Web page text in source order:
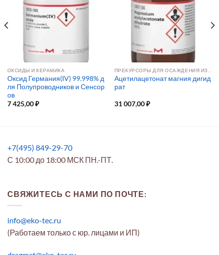
ОКСИДЫ И КЕРАМИКА
Оксид Германия(IV) 99.998% д
ля Полупроводников и Сенсор
ов
7 425,00₽
Ацетилацетонат магния дигид
рат
31 007,00₽
+7(495) 849-29-70
С 10:00 до 18:00 МСК ПН.-ПТ.
СВЯЖИТЕСЬ С НАМИ ПО ПОЧТЕ:
info@eko-tec.ru
(Работаем только с юр. лицами и ИП)